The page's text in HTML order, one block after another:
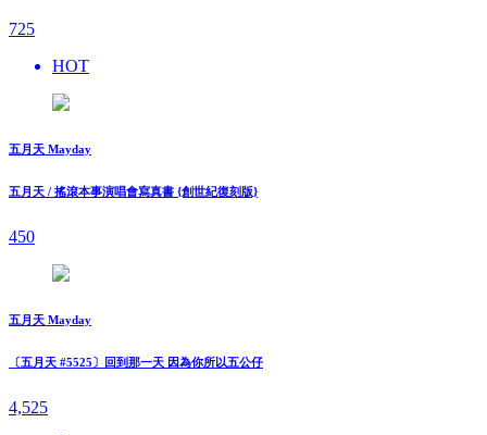
725
HOT
五月天 Mayday
五月天 / 搖滾本事演唱會寫真書 {創世紀復刻版}
450
五月天 Mayday
〔五月天 #5525〕回到那一天 因為你所以五公仔
4,525